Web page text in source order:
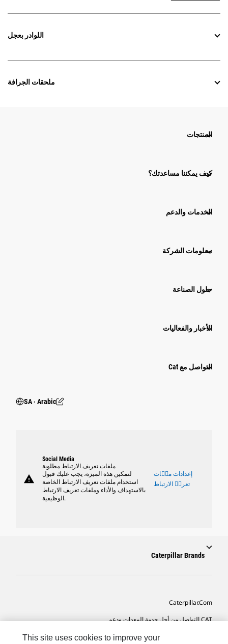
اللوادر بعجل
ملحقات الجرافة
المنتجات
كيف يمكننا مساعدتك؟
الخدمات والدعم
معلومات الشركة
حلول الصناعة
الأخبار والفعاليات
التواصل مع Cat
SA ‧ Arabic
warning
Social Media
ملفات تعريف الارتباط مطلوبة
لتمكين هذه الميزة، يجب عليك قبول
استخدام ملفات تعريف الارتباط الخاصة
بالاستهداف والأداء وملفات تعريف الارتباط
الوظيفية.
إعدادات ملٝات
تعريٝ الارتباط
Caterpillar Brands
Caterpillar.com
CAT التواصل من أجل خدمة المعدات ودعم
تفضيلات التسويق الخاصة بيThis site uses cookies to improve your